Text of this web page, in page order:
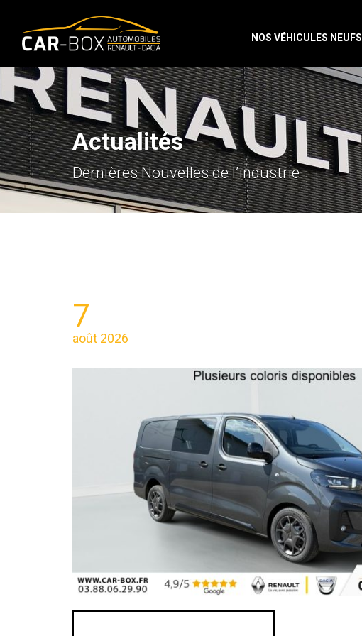
NOS VÉHICULES NEUFS
Actualités
Dernières Nouvelles de l’industrie
7
août 2026